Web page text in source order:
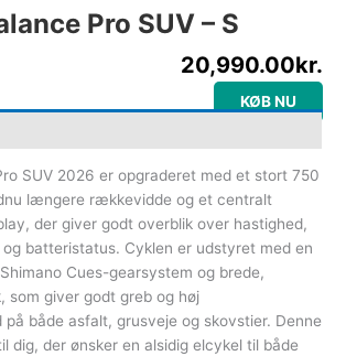
Pro SUV – S
20,990.00kr.
KØB NU
SUV 2026 er opgraderet med et stort 750
længere rækkevidde og et centralt
der giver godt overblik over hastighed,
batteristatus. Cyklen er udstyret med en
Cues-gearsystem og brede,
som giver godt greb og høj
på både asfalt, grusveje og skovstier. Denne
dig, der ønsker en alsidig elcykel til både